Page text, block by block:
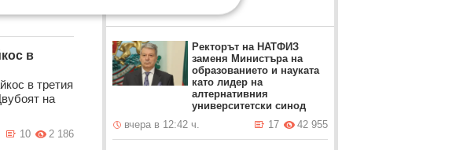
в
в третия
на
2 186
10
Ректорът на НАТФИЗ
заменя Министъра на
образованието и науката
като лидер на
алтернативния
университетски синод
вчера в 12:42 ч.
42 955
17